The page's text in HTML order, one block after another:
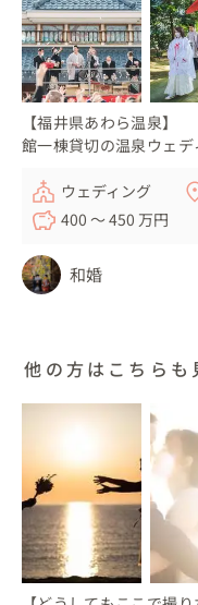
【福井県あわら温泉】
館一棟貸切の温泉ウェデ
ウェディング
400 〜 450 万円
和婚
他の方はこちらも